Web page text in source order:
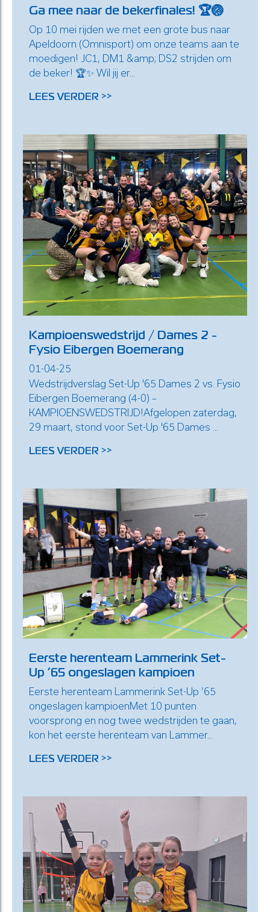
Ga mee naar de bekerfinales! 🏆🏐
Op 10 mei rijden we met een grote bus naar
Apeldoorn (Omnisport) om onze teams aan te
moedigen! JC1, DM1 &amp; DS2 strijden om
de beker! 🏆✨ Wil jij er...
LEES VERDER >>
Kampioenswedstrijd / Dames 2 -
Fysio Eibergen Boemerang
01-04-25
Wedstrijdverslag Set-Up '65 Dames 2 vs. Fysio
Eibergen Boemerang (4-0) –
KAMPIOENSWEDSTRIJD!Afgelopen zaterdag,
29 maart, stond voor Set-Up '65 Dames ...
LEES VERDER >>
Eerste herenteam Lammerink Set-
Up ’65 ongeslagen kampioen
Eerste herenteam Lammerink Set-Up ’65
ongeslagen kampioenMet 10 punten
voorsprong en nog twee wedstrijden te gaan,
kon het eerste herenteam van Lammer...
LEES VERDER >>